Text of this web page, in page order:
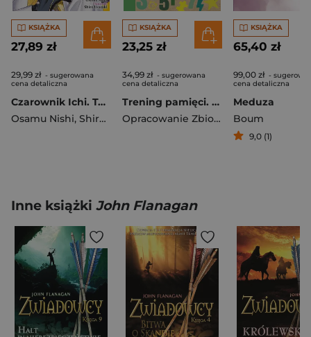
KSIĄŻKA
27,89 zł
29,99 zł - sugerowana
cena detaliczna
Czarownik Ichi. Tom 2
Osamu Nishi, Shiro Usazaki
KSIĄŻKA
23,25 zł
34,99 zł - sugerowana
cena detaliczna
Trening pamięci. 160 łamigłówek i zagadek wspierających pamięć i koncentrację
Opracowanie Zbiorowe
KSIĄŻKA
65,40 zł
99,00 zł -
cena detaliczna
Meduza
Boum
9,0 (1)
Inne książki John Flanagan